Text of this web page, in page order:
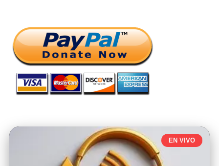
EN VIVO